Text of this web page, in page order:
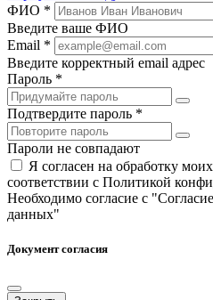
ФИО *
Введите ваше ФИО
Email *
Введите корректный email адрес
Пароль *
Подтвердите пароль *
Пароли не совпадают
Я согласен на обработку
соответствии с Политикой
Необходимо согласие с
данных"
Документ согласия